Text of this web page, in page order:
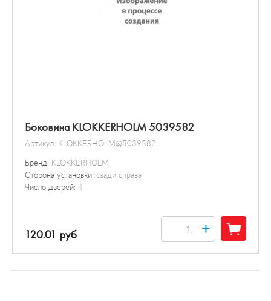
Боковина KLOKKERHOLM 5039582
Артикул: KLOKKERHOLM@5039582
Бренд: KLOKKERHOLM
Сторона установки: сзади справа
Число дверей: 4
120.01 руб +